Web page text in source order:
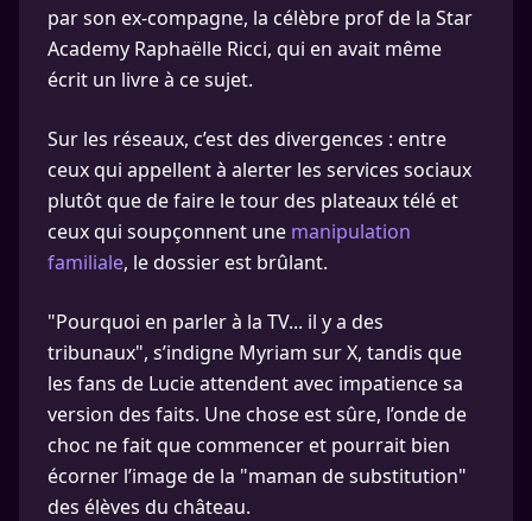
par son ex-compagne, la célèbre prof de la Star
Academy Raphaëlle Ricci, qui en avait même
écrit un livre à ce sujet.
Sur les réseaux, c’est des divergences : entre
ceux qui appellent à alerter les services sociaux
plutôt que de faire le tour des plateaux télé et
ceux qui soupçonnent une manipulation
familiale, le dossier est brûlant.
"Pourquoi en parler à la TV... il y a des
tribunaux", s’indigne Myriam sur X, tandis que
les fans de Lucie attendent avec impatience sa
version des faits. Une chose est sûre, l’onde de
choc ne fait que commencer et pourrait bien
écorner l’image de la "maman de substitution"
des élèves du château.